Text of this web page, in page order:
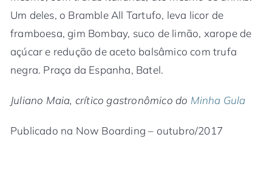
Um deles, o Bramble All Tartufo, leva licor de
framboesa, gim Bombay, suco de limão, xarope de
açúcar e redução de aceto balsâmico com trufa
negra. Praça da Espanha, Batel.
Juliano Maia, crítico gastronômico do Minha Gula
Publicado na Now Boarding – outubro/2017